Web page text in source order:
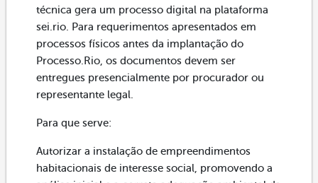
técnica gera um processo digital na plataforma
sei.rio. Para requerimentos apresentados em
processos físicos antes da implantação do
Processo.Rio, os documentos devem ser
entregues presencialmente por procurador ou
representante legal.
Para que serve:
Autorizar a instalação de empreendimentos
habitacionais de interesse social, promovendo a